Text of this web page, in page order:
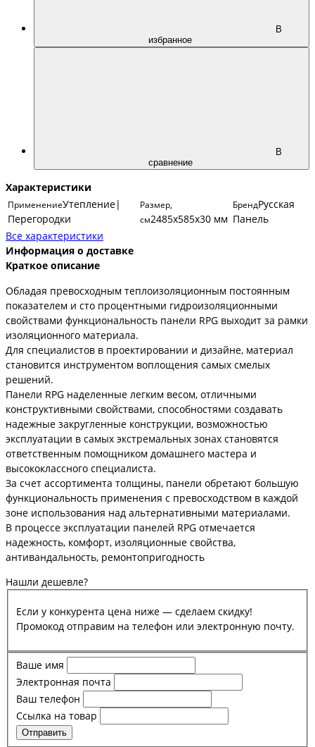
В
избранное
В
сравнение
Характеристики
ПрименениеУтепление|
Перегородки
Размер,
см2485х585х30 мм
БрендРусская
Панель
Все характеристики
Информация о доставке
Краткое описание
Обладая превосходным теплоизоляционным постоянным
показателем и сто процентными гидроизоляционными
свойствами функциональность панели RPG выходит за рамки
изоляционного материала.
Для специалистов в проектировании и дизайне, материал
становится инструментом воплощения самых смелых
решений.
Панели RPG наделенные легким весом, отличными
конструктивными свойствами, способностями создавать
надежные закругленные конструкции, возможностью
эксплуатации в самых экстремальных зонах становятся
ответственным помощником домашнего мастера и
высококлассного специалиста.
За счет ассортимента толщины, панели обретают большую
функциональность применения с превосходством в каждой
зоне использования над альтернативными материалами.
В процессе эксплуатации панелей RPG отмечается
надежность, комфорт, изоляционные свойства,
антивандальность, ремонтопригодность
Нашли дешевле?
Если у конкурента цена ниже — сделаем скидку!
Промокод отправим на телефон или электронную почту.
Ваше имя
Электронная почта
Ваш телефон
Ссылка на товар
Отправить